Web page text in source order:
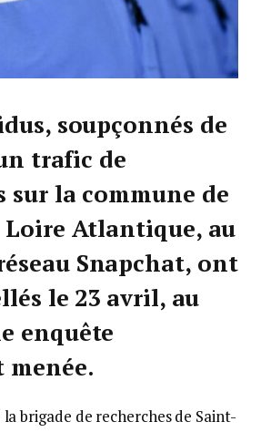
soupçonnés de
trafic de
sur la commune de
Atlantique, au
Snapchat, ont
le 23 avril, au
enquête
brigade de recherches de Saint-